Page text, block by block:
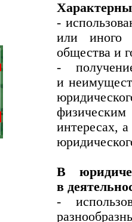
-
или иного
общества и
-
и
интересах,
В
в
-